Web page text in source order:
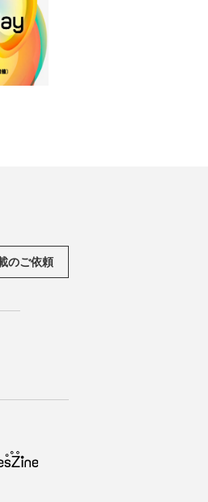
のご依頼